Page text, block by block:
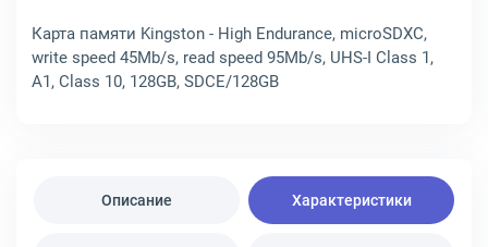
Карта памяти Kingston - High Endurance, microSDXC,
write speed 45Mb/s, read speed 95Mb/s, UHS-I Class 1,
A1, Class 10, 128GB, SDCE/128GB
Описание Характеристики